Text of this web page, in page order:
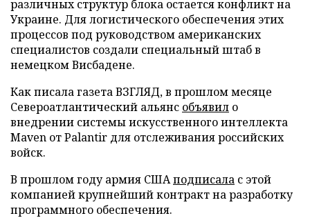
различных структур блока остается конфликт на
Украине. Для логистического обеспечения этих
процессов под руководством американских
специалистов создали специальный штаб в
немецком Висбадене.
Как писала газета ВЗГЛЯД, в прошлом месяце
Североатлантический альянс объявил о
внедрении системы искусственного интеллекта
Maven от Palantir для отслеживания российских
войск.
В прошлом году армия СШАподписала с этой
компанией крупнейший контракт на разработку
программного обеспечения.